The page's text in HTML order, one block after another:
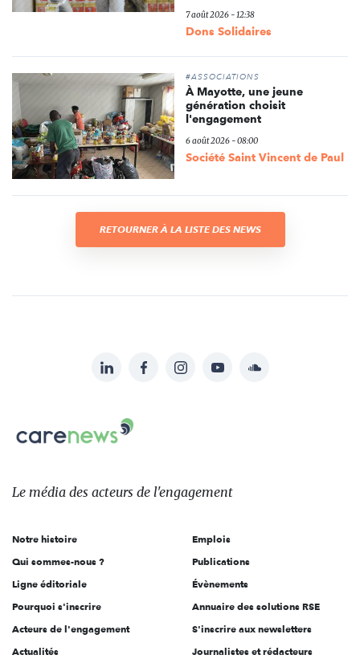
7 août 2026 - 12:38
Dons Solidaires
#ASSOCIATIONS
À Mayotte, une jeune
génération choisit
l'engagement
6 août 2026 - 08:00
Société Saint Vincent de Paul
RETOURNER À LA LISTE DES NEWS
sur:
LinkedInFacebookInstagramYouTubeSoundcloud
Carenews,
Le
des
l'engagement
Le média des acteurs de l'engagement
Notre histoire
Qui sommes-nous ?
Ligne éditoriale
Pourquoi s'inscrire
Acteurs de l'engagement
Actualités
Emplois
Publications
Évènements
Annuaire des solutions RSE
S'inscrire aux newsletters
Journalistes et rédacteurs